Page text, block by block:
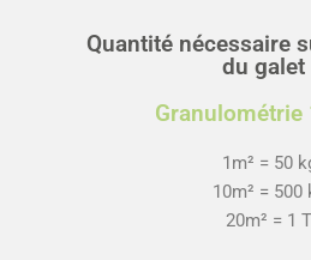
Quantité nécessaire
du galet
Granulométrie
1m² = 50
10m² = 500
20m² = 1 T